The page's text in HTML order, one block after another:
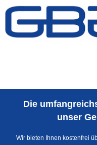
Zum Inhalt
Sprachumschaltung
Die
unser
Wir bieten Ihnen kostenfrei